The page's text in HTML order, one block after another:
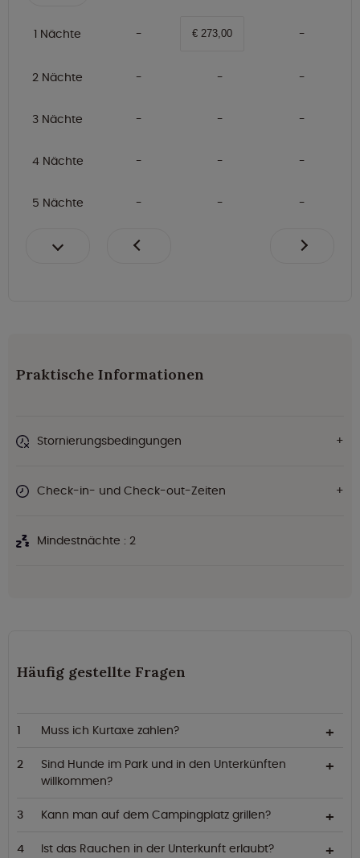
1 Nächte € 273,00
2 Nächte
3 Nächte
4 Nächte
5 Nächte
Praktische Informationen
Stornierungsbedingungen
Check-in- und Check-out-Zeiten
Mindestnächte : 2
Häufig gestellte Fragen
Muss ich Kurtaxe zahlen?
Sind Hunde im Park und in den Unterkünften
willkommen?
Kann man auf dem Campingplatz grillen?
Ist das Rauchen in der Unterkunft erlaubt?